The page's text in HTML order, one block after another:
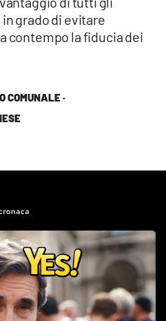
COMUNALE ·
grado di evitare
contempo la fiducia dei